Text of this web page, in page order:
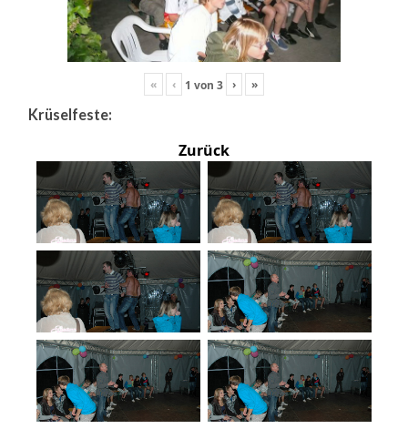
« ‹ 1 von 3 › »
Krüselfeste:
Zurück